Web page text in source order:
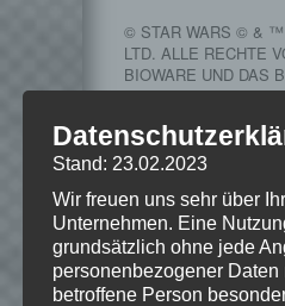
© STAR WARS © & ™
LTD. ALLE RECHTE
BIOWARE UND DAS
SIND
AND PUBLISHING)
EA-LOGO SIND
ELECTRONIC ARTS
WEITEREN
EIGENTUM DER
INHABER. BIOWARE
BIOWARE-LOGO SIND
Stand: 23.02.2023
Wir freuen uns sehr über
Unternehmen. Eine
grundsätzlich ohne jede
personenbezogener
betroffene Person